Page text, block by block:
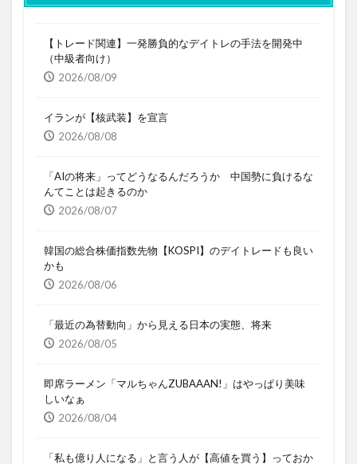
【トレード関連】一発勝負的なデイトレの手法を開発中
（中級者向け）
2026/08/09
イランが【核武装】を宣言
2026/08/08
「AIの将来」ってどうなるんだろうか 中国勢に負けるな
んてことは起きるのか
2026/08/07
韓国の総合株価指数先物【KOSPI】のデイトレードも良い
かも
2026/08/06
「最近の為替動向」から見える日本の実態、将来
2026/08/05
即席ラーメン「マルちゃんZUBAAAN!」はやっぱり美味
しいなぁ
2026/08/04
「私も億り人になる」と言う人が【高値を買う】っておか